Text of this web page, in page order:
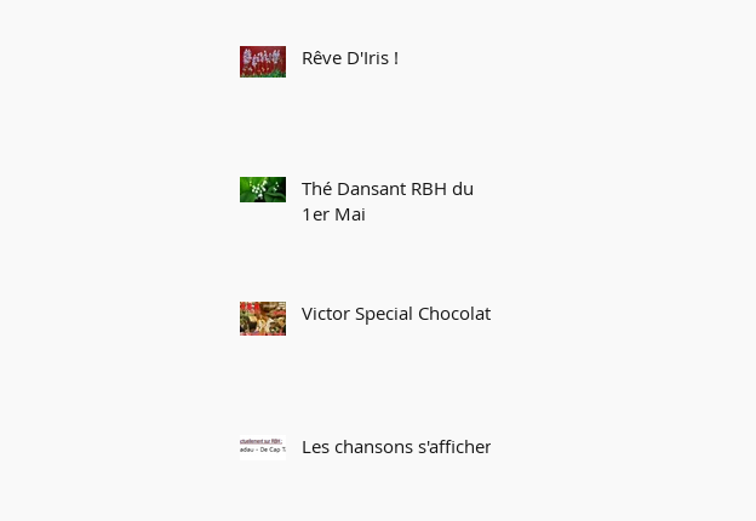
Rêve D'Iris !
Thé Dansant RBH du
1er Mai
Victor Special Chocolat
Les chansons s'affichent